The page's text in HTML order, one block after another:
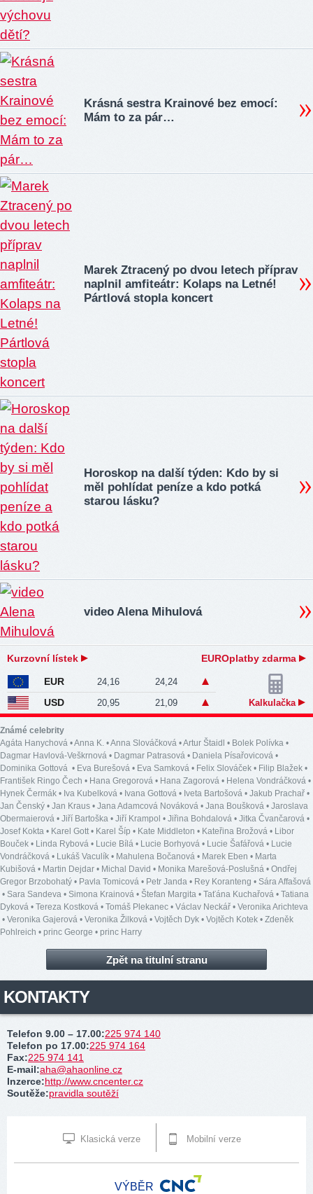
Krásná sestra Krainové bez emocí:
Mám to za pár…
Marek Ztracený po dvou letech příprav
naplnil amfiteátr: Kolaps na Letné!
Pártlová stopla koncert
Horoskop na další týden: Kdo by si
měl pohlídat peníze a kdo potká
starou lásku?
video Alena Mihulová
Kurzovní lístek EUROplatby zdarma
EUR 24,16 24,24
USD 20,95 21,09 Kalkulačka
Známé celebrity
Agáta Hanychová •Anna K. •Anna Slováčková •Artur Štaidl • Bolek Polívka •
Dagmar Havlová-Veškrnová • Dagmar Patrasová • Daniela Písařovicová •
Dominika Gottová • Eva Burešová • Eva Samková • Felix Slováček • Filip Blažek •
František Ringo Čech • Hana Gregorová • Hana Zagorová • Helena Vondráčková •
Hynek Čermák • Iva Kubelková • Ivana Gottová • Iveta Bartošová • Jakub Prachař •
Jan Čenský • Jan Kraus • Jana Adamcová Nováková • Jana Boušková • Jaroslava
Obermaierová • Jiří Bartoška • Jiří Krampol • Jiřina Bohdalová • Jitka Čvančarová •
Josef Kokta • Karel Gott• Karel Šíp • Kate Middleton • Kateřina Brožová • Libor
Bouček • Linda Rybová • Lucie Bílá • Lucie Borhyová • Lucie Šafářová • Lucie
Vondráčková • Lukáš Vaculík • Mahulena Bočanová • Marek Eben • Marta
Kubišová • Martin Dejdar • Michal David • Monika Marešová-Poslušná • Ondřej
Gregor Brzobohatý • Pavla Tomicová • Petr Janda • Rey Koranteng • Sára Affašová
• Sara Sandeva • Simona Krainová • Štefan Margita • Taťána Kuchařová • Tatiana
Dyková • Tereza Kostková • Tomáš Plekanec • Václav Neckář • Veronika Arichteva
• Veronika Gajerová • Veronika Žilková • Vojtěch Dyk • Vojtěch Kotek • Zdeněk
Pohlreich • princ George • princ Harry
Zpět na titulní stranu
KONTAKTY
Telefon 9.00 – 17.00:225 974 140
Telefon po 17.00:225 974 164
Fax:225 974 141
E-mail:aha@ahaonline.cz
Inzerce:http://www.cncenter.cz
Soutěže:pravidla soutěží
Klasická verze Mobilní verze
VÝBĚR